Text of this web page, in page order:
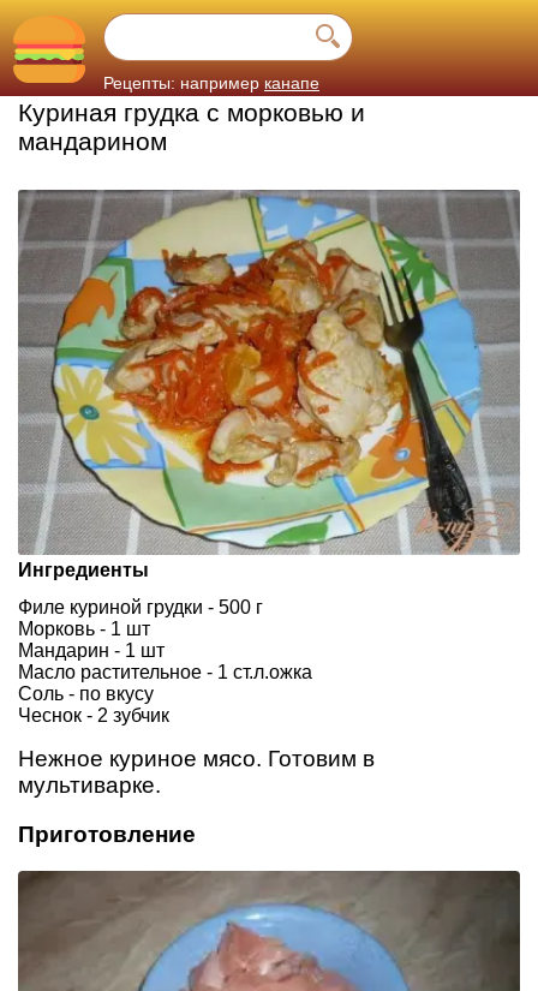
Рецепты: например канапе
Куриная грудка с морковью и
мандарином
Ингредиенты
Филе куриной грудки - 500 г
Морковь - 1 шт
Мандарин - 1 шт
Масло растительное - 1 ст.л.ожка
Соль - по вкусу
Чеснок - 2 зубчик
Нежное куриное мясо. Готовим в
мультиварке.
Приготовление